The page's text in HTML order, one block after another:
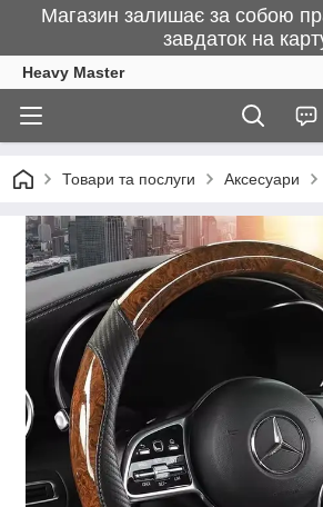
Магазин залишає за собою
завдаток на
Heavy Master
Товари та послуги Аксесуари